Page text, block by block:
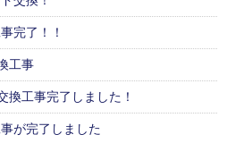
完了！！
工事
工事完了しました！
が完了しました